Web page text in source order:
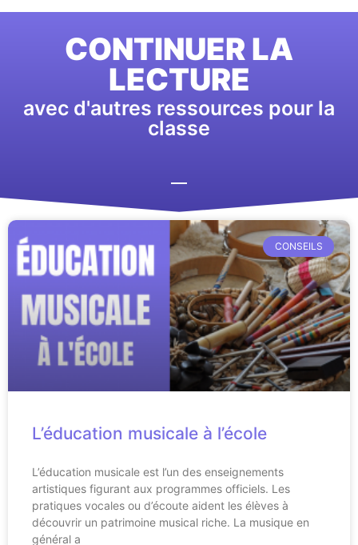
CONTINUER LA
LECTURE
avec d'autres ressources pour la
classe
CONSEILS
L’éducation musicale à l’école
L’éducation musicale est l’un des enseignements
artistiques figurant aux programmes officiels. Les
pratiques vocales ou d’écoute aident les élèves à
découvrir un patrimoine musical riche. La musique en
général a